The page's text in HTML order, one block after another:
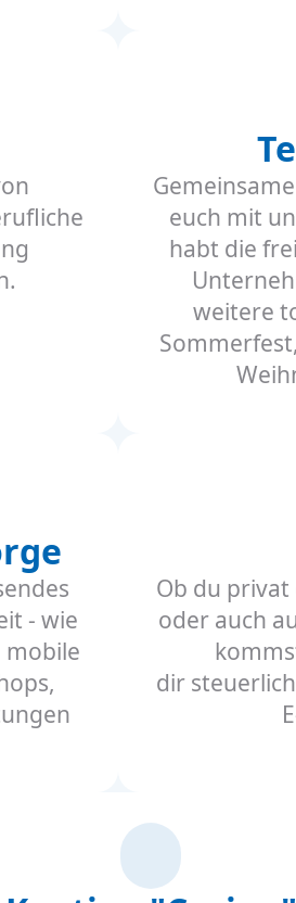
euch mit
habt die
weitere
- wie
mobile
Ob du
oder auch
dir